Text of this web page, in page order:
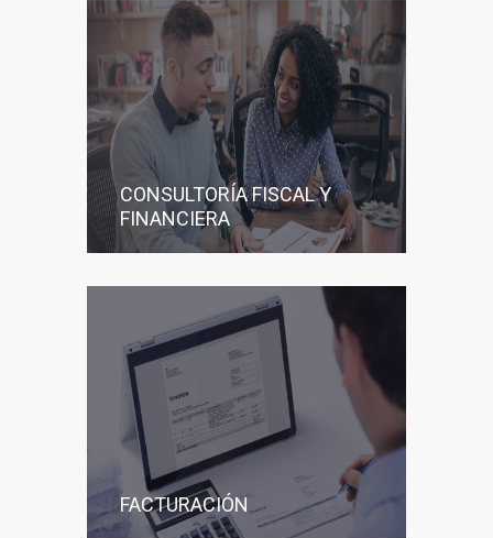
CONSULTORÍA FISCAL Y
FINANCIERA
FACTURACIÓN